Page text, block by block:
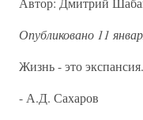
Опубликовано 11
Жизнь - это экспансия.
- А.Д. Сахаров